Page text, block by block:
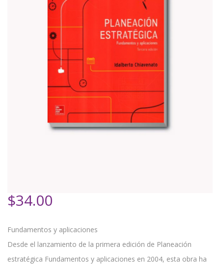
$34.00
Fundamentos y aplicaciones
Desde el lanzamiento de la primera edición de Planeación
estratégica Fundamentos y aplicaciones en 2004, esta obra ha